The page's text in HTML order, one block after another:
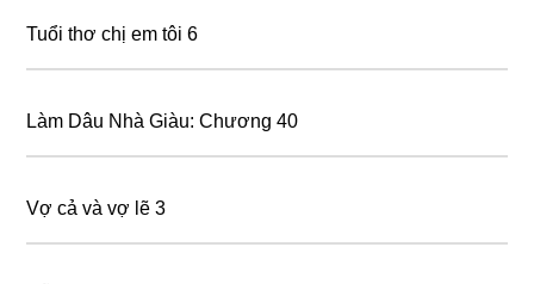
Tuổi thơ chị em tôi 6
Làm Dâu Nhà Giàu: Chương 40
Vợ cả và vợ lẽ 3